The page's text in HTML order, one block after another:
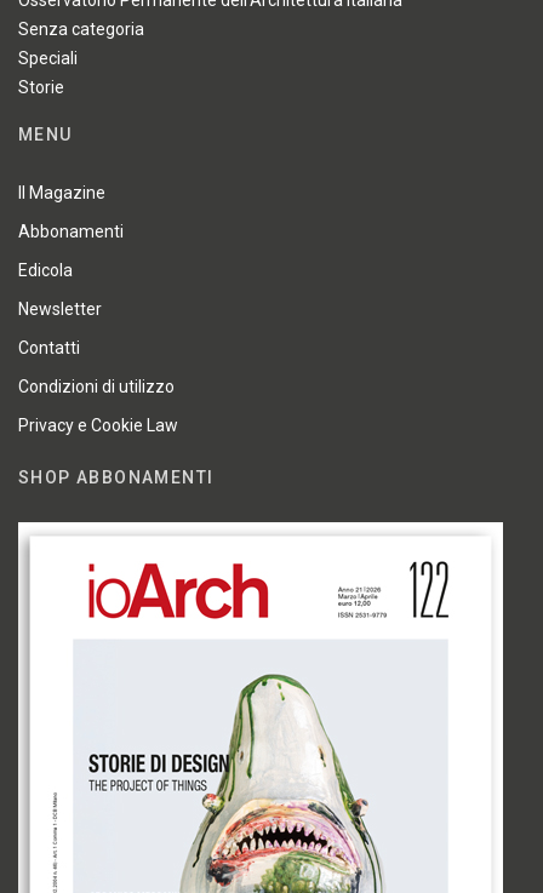
Senza categoria
Speciali
Storie
MENU
Il Magazine
Abbonamenti
Edicola
Newsletter
Contatti
Condizioni di utilizzo
Privacy e Cookie Law
SHOP ABBONAMENTI